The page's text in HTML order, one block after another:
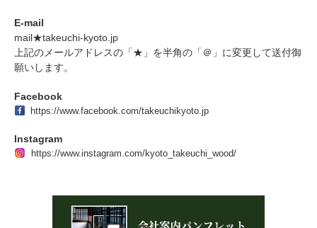
E-mail
mail★takeuchi-kyoto.jp
上記のメールアドレスの「★」を半角の「＠」に変更して送付御
願いします。
Facebook
https://www.facebook.com/takeuchikyoto.jp
Instagram
https://www.instagram.com/kyoto_takeuchi_wood/